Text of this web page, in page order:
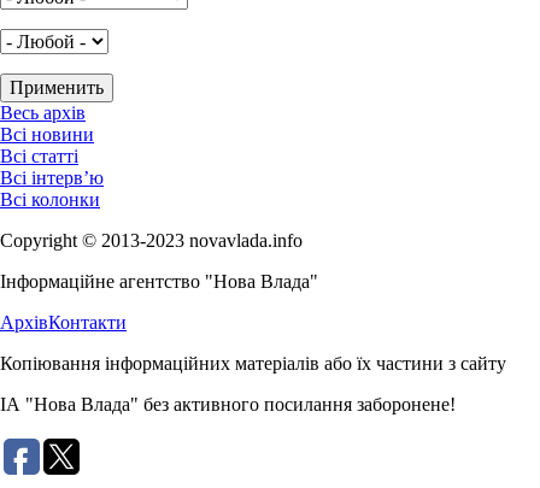
Весь архів
Всі новини
Всі статті
Всі інтерв’ю
Всі колонки
Copyright © 2013-2023 novavlada.info
Інформаційне агентство "Нова Влада"
АрхівКонтакти
Копіювання інформаційних матеріалів або їх частини з сайту
ІА "Нова Влада" без активного посилання заборонене!